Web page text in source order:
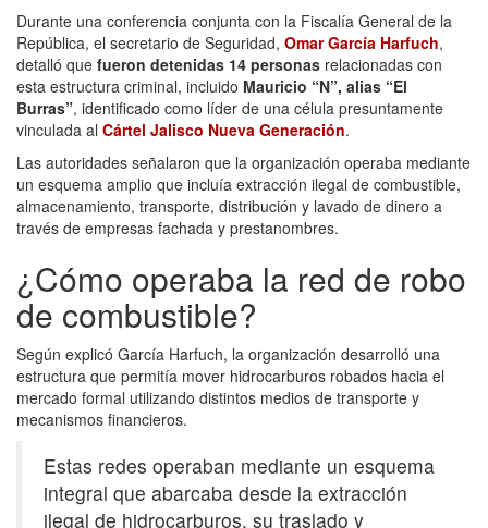
Durante una conferencia conjunta con la Fiscalía General de la
República, el secretario de Seguridad, Omar García Harfuch,
detalló que fueron detenidas 14 personas relacionadas con
esta estructura criminal, incluido Mauricio “N”, alias “El
Burras”, identificado como líder de una célula presuntamente
vinculada al Cártel Jalisco Nueva Generación.
Las autoridades señalaron que la organización operaba mediante
un esquema amplio que incluía extracción ilegal de combustible,
almacenamiento, transporte, distribución y lavado de dinero a
través de empresas fachada y prestanombres.
¿Cómo operaba la red de robo
de combustible?
Según explicó García Harfuch, la organización desarrolló una
estructura que permitía mover hidrocarburos robados hacia el
mercado formal utilizando distintos medios de transporte y
mecanismos financieros.
Estas redes operaban mediante un esquema
integral que abarcaba desde la extracción
ilegal de hidrocarburos, su traslado y